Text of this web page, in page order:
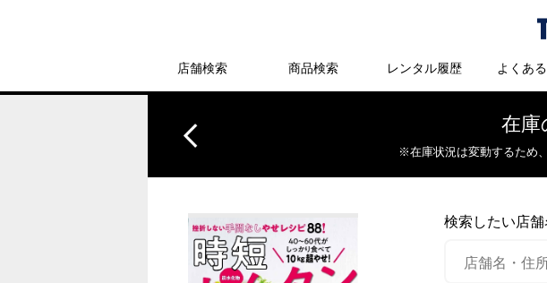
店舗検索 商品検索 レンタル履歴 よくあ
在庫
※在庫状況は変動するため、
検索したい店